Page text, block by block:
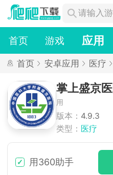
首页 游戏 应用
首页 安卓应用 医疗
掌上盛京
用
版本： 4.9.3
类型： 医疗
用360助手